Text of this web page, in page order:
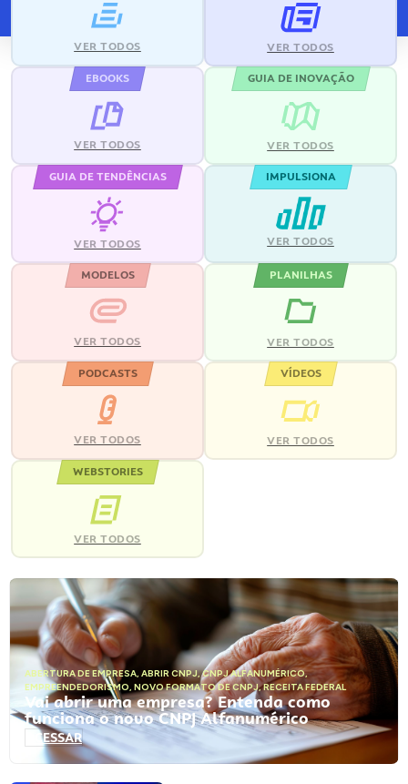
VER TODOS VER TODOS
EBOOKS
VER TODOS
GUIA DE INOVAÇÃO
VER TODOS
GUIA DE TENDÊNCIAS
VER TODOS
IMPULSIONA
VER TODOS
MODELOS
VER TODOS
PLANILHAS
VER TODOS
PODCASTS
VER TODOS
VÍDEOS
VER TODOS
WEBSTORIES
VER TODOS
ABERTURA DE EMPRESA, ABRIR CNPJ,CNPJ ALFANUMÉRICO,
EMPREENDEDORISMO, NOVO FORMATO DE CNPJ,RECEITA FEDERAL
Vai abrir uma empresa? Entenda como
funciona o novo CNPJ Alfanumérico
ACESSAR